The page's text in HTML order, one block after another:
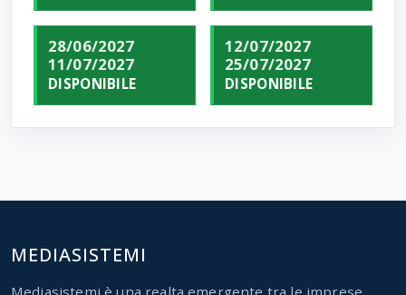
28/06/2027
11/07/2027
DISPONIBILE
12/07/2027
25/07/2027
DISPONIBILE
MEDIASISTEMI